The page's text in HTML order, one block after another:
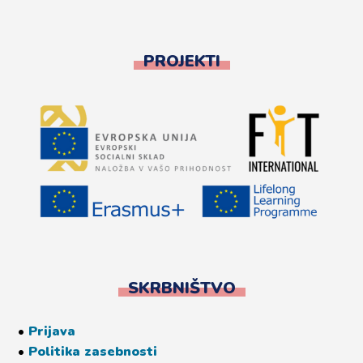
PROJEKTI
SKRBNIŠTVO
• Prijava
• Politika zasebnosti